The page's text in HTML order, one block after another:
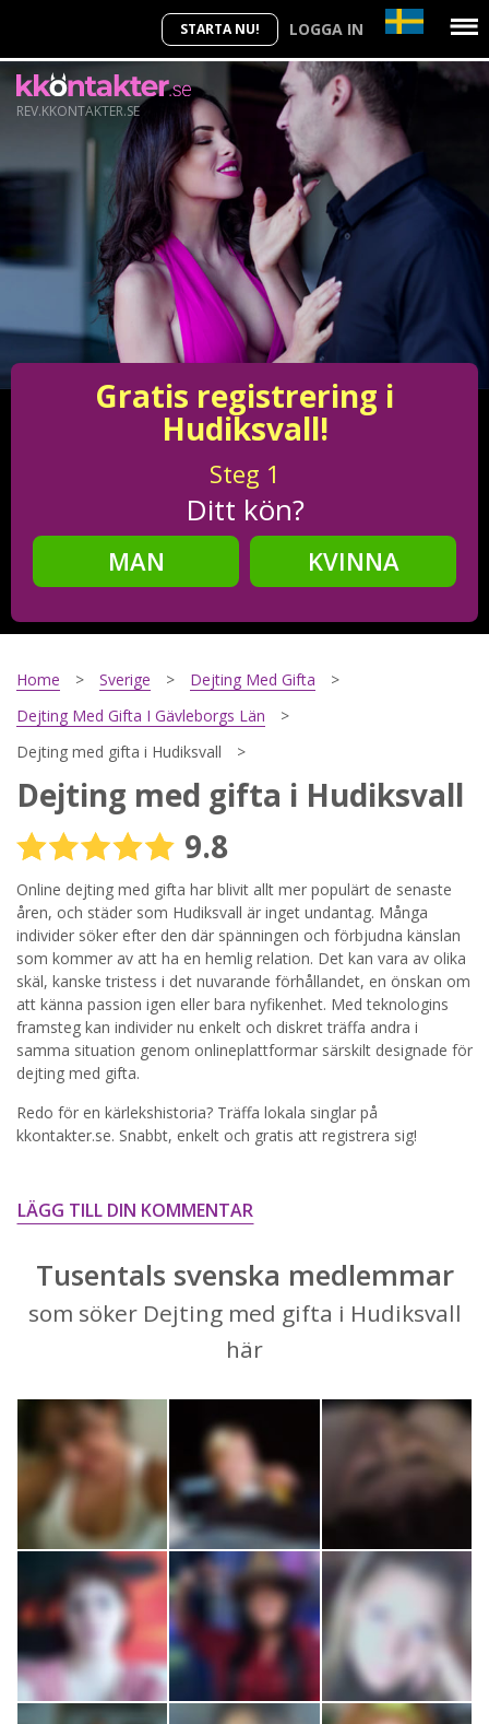
STARTA NU! LOGGA IN
REV.KKONTAKTER.SE
Gratis registrering i
Hudiksvall!
Steg 1
Ditt kön?
MAN
KVINNA
Steg2
Steg
Din mailadress?
Genom att registrera godkänner jagVillkorenoch
Sekretesspolicyn. Jag godkänner att ta emot information och
reklam via e-post från hemsidans operatörer. Jag kan dra
tillbaka godkännande när jag vill.
STARTA NU!
Home Sverige
Dejting Med Gifta
Dejting Med Gifta I Gävleborgs Län
Dejting med gifta i Hudiksvall
Dejting med gifta i Hudiksvall
9.8
Online dejting med gifta har blivit allt mer populärt de senaste
åren, och städer som Hudiksvall är inget undantag. Många
individer söker efter den där spänningen och förbjudna känslan
som kommer av att ha en hemlig relation. Det kan vara av olika
skäl, kanske tristess i det nuvarande förhållandet, en önskan om
att känna passion igen eller bara nyfikenhet. Med teknologins
framsteg kan individer nu enkelt och diskret träffa andra i
samma situation genom onlineplattformar särskilt designade för
dejting med gifta.
Redo för en kärlekshistoria? Träffa lokala singlar på
kkontakter.se. Snabbt, enkelt och gratis att registrera sig!
LÄGG TILL DIN KOMMENTAR
Tusentals svenska medlemmar
som söker Dejting med gifta i Hudiksvall
här